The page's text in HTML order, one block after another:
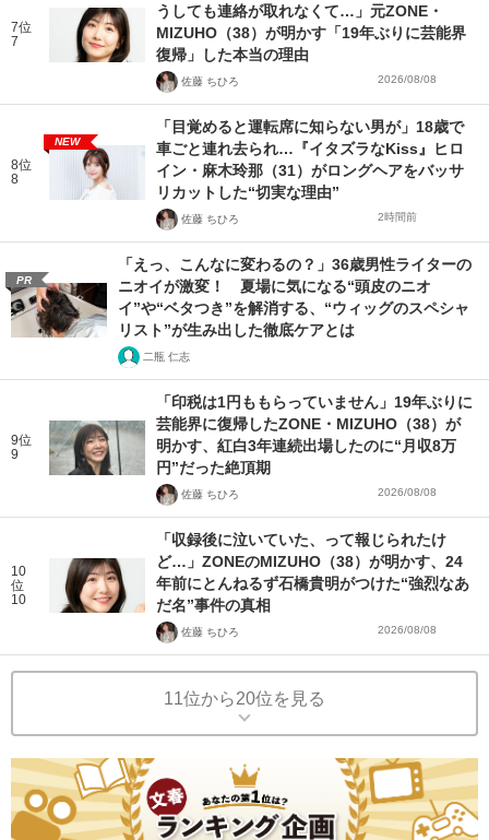
7位
7
うしても連絡が取れなくて…」元ZONE・
MIZUHO（38）が明かす「19年ぶりに芸能界
復帰」した本当の理由
佐藤 ちひろ 2026/08/08
8位
8
NEW
「目覚めると運転席に知らない男が」18歳で
車ごと連れ去られ…『イタズラなKiss』ヒロ
イン・麻木玲那（31）がロングヘアをバッサ
リカットした“切実な理由”
佐藤 ちひろ 2時間前
PR
「えっ、こんなに変わるの？」36歳男性ライターの
ニオイが激変！ 夏場に気になる“頭皮のニオ
イ”や“ベタつき”を解消する、“ウィッグのスペシャ
リスト”が生み出した徹底ケアとは
二瓶 仁志
9位
9
「印税は1円ももらっていません」19年ぶりに
芸能界に復帰したZONE・MIZUHO（38）が
明かす、紅白3年連続出場したのに“月収8万
円”だった絶頂期
佐藤 ちひろ 2026/08/08
10
位
10
「収録後に泣いていた、って報じられたけ
ど…」ZONEのMIZUHO（38）が明かす、24
年前にとんねるず石橋貴明がつけた“強烈なあ
だ名”事件の真相
佐藤 ちひろ 2026/08/08
11位から20位を見る